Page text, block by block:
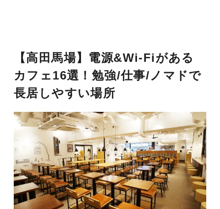
【高田馬場】電源&Wi-Fiがある
カフェ16選！勉強/仕事/ノマドで
長居しやすい場所